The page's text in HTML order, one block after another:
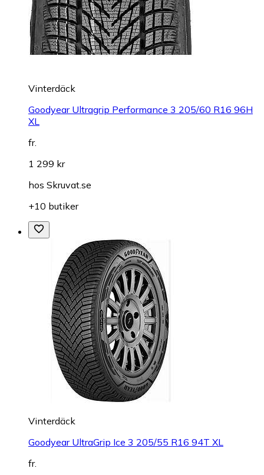
Vinterdäck
Goodyear Ultragrip Performance 3 205/60 R16 96H
XL
fr.
1 299 kr
hos Skruvat.se
+10 butiker
Vinterdäck
Goodyear UltraGrip Ice 3 205/55 R16 94T XL
fr.